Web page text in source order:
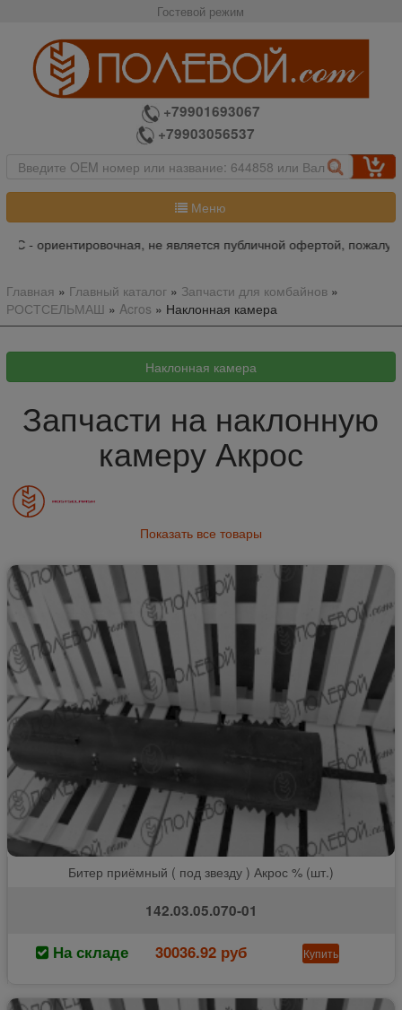
Гостевой режим
+79901693067
+79903056537
Меню
не является публичной офертой, пожалуйста уточняйте
Главная » Главный каталог» Запчасти для комбайнов»
РОСТСЕЛЬМАШ » Acros » Наклонная камера
Запчасти на наклонную
камеру Акрос
Показать все товары
Битер приёмный ( под звезду ) Акрос % (шт.)
142.03.05.070-01
На складе 30036.92 руб Купить